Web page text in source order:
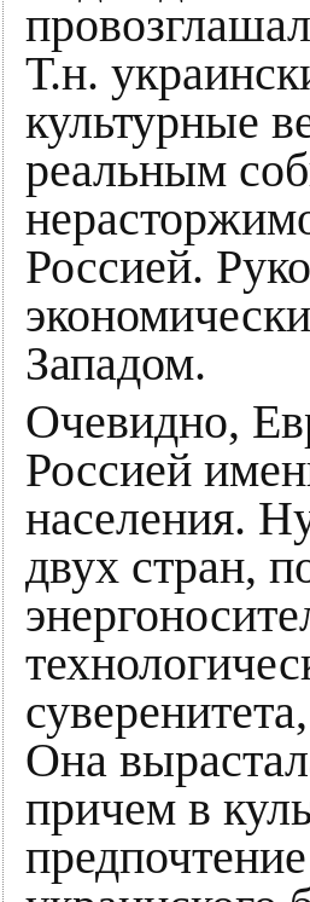
Т.н.
культурные
реальным
Россией.
Западом.
Очевидно,
Россией
населения.
двух стран,
Она
причем в